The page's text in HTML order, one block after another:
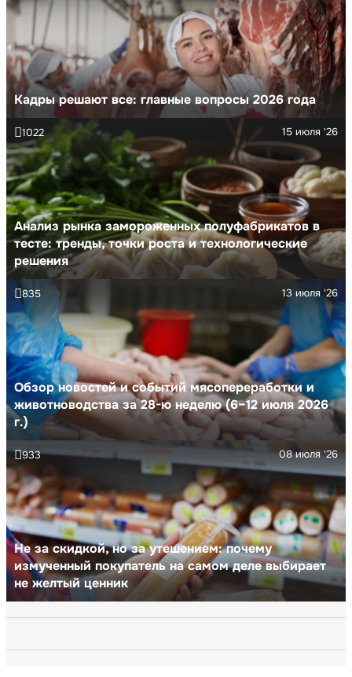
Кадры решают все: главные вопросы 2026 года
Анализ рынка замороженных полуфабрикатов в
тесте: тренды, точки роста и технологические
решения
15 июля '26
1022
Обзор новостей и событий мясопереработки и
животноводства за 28-ю неделю (6–12 июля 2026
г.)
13 июля '26
835
Не за скидкой, но за утешением: почему
измученный покупатель на самом деле выбирает
не желтый ценник
08 июля '26
933